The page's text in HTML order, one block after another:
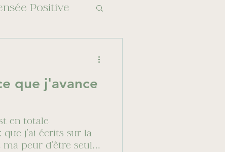
Positive
d'angoisse
que j'avance
en totale
j’ai écrits sur la
peur d’être seule.